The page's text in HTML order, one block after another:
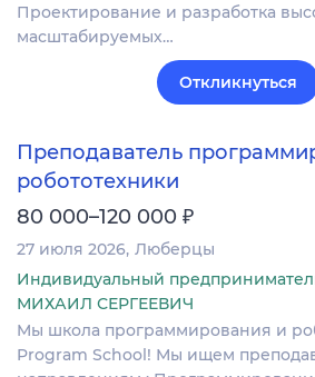
Проектирование и разработка
масштабируемых…
Откликнуться
Преподаватель
робототехники
80 000–120 000 ₽
27 июля 2026 Люберцы
Индивидуальный
МИХАИЛ СЕРГЕЕВИЧ
Mы школа программирования и
Program School! Мы ищем